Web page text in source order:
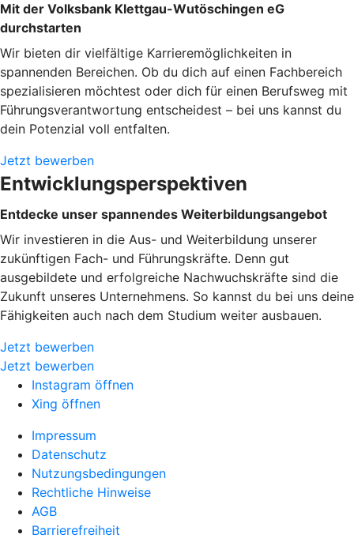
Mit der Volksbank Klettgau-Wutöschingen eG
durchstarten
Wir bieten dir vielfältige Karrieremöglichkeiten in
spannenden Bereichen. Ob du dich auf einen Fachbereich
spezialisieren möchtest oder dich für einen Berufsweg mit
Führungsverantwortung entscheidest – bei uns kannst du
dein Potenzial voll entfalten.
Jetzt bewerben
Entwicklungsperspektiven
Entdecke unser spannendes Weiterbildungsangebot
Wir investieren in die Aus- und Weiterbildung unserer
zukünftigen Fach- und Führungskräfte. Denn gut
ausgebildete und erfolgreiche Nachwuchskräfte sind die
Zukunft unseres Unternehmens. So kannst du bei uns deine
Fähigkeiten auch nach dem Studium weiter ausbauen.
Jetzt bewerben
Jetzt bewerben
Instagram öffnen
Xing öffnen
Impressum
Datenschutz
Nutzungsbedingungen
Rechtliche Hinweise
AGB
Barrierefreiheit